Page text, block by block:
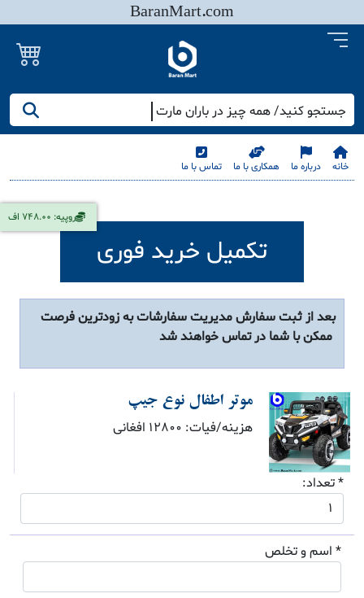
BaranMart.com
جستجو کنید/ همه چیز در باران مارت
خانه درباره ما همکاری با ما تماس با ما
روپیه: 748.00 اف
تکمیل خرید فوری
بعد از ثبت سفارش مدیریت سفارشات به زودترین فرصت
ممکن با شما در تماس خواهند شد
موتر اطفال نوع جیپ
هزینه/فیات: 12800 افغانی
* تعداد:
* اسم و تخلص